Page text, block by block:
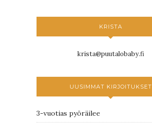
KRISTA
krista@puutalobaby.fi
UUSIMMAT KIRJOITUKSET
3-vuotias pyöräilee